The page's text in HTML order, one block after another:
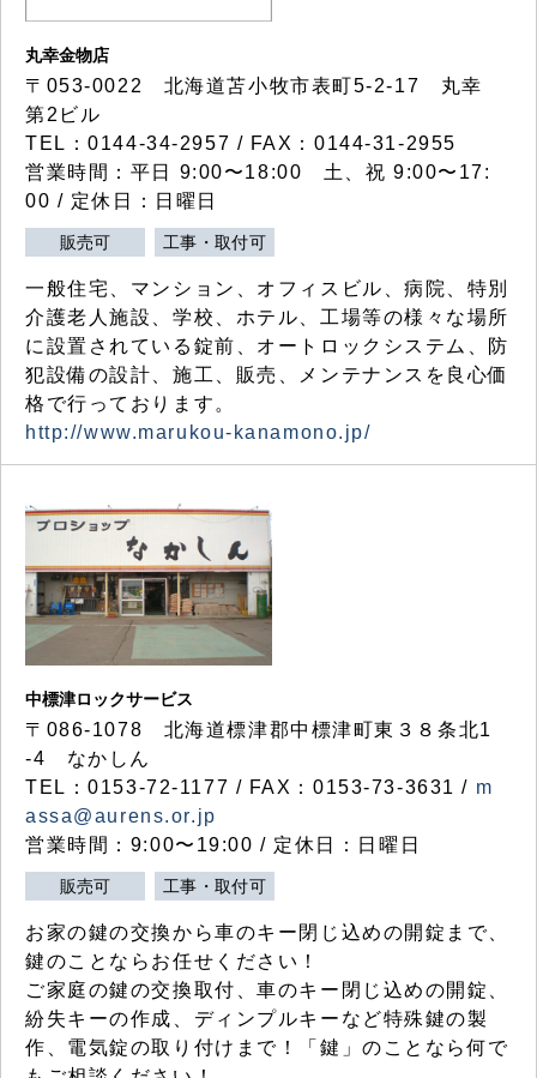
丸幸金物店
〒053-0022 北海道苫小牧市表町5-2-17 丸幸
第2ビル
TEL：0144-34-2957 / FAX：0144-31-2955
営業時間：平日 9:00〜18:00 土、祝 9:00〜17:
00 / 定休日：日曜日
販売可 工事・取付可
一般住宅、マンション、オフィスビル、病院、特別
介護老人施設、学校、ホテル、工場等の様々な場所
に設置されている錠前、オートロックシステム、防
犯設備の設計、施工、販売、メンテナンスを良心価
格で行っております。
http://www.marukou-kanamono.jp/
中標津ロックサービス
〒086-1078 北海道標津郡中標津町東３８条北1
-4 なかしん
TEL：0153-72-1177 / FAX：0153-73-3631 / m
assa@aurens.or.jp
営業時間：9:00〜19:00 / 定休日：日曜日
販売可 工事・取付可
お家の鍵の交換から車のキー閉じ込めの開錠まで、
鍵のことならお任せください！
ご家庭の鍵の交換取付、車のキー閉じ込めの開錠、
紛失キーの作成、ディンプルキーなど特殊鍵の製
作、電気錠の取り付けまで！「鍵」のことなら何で